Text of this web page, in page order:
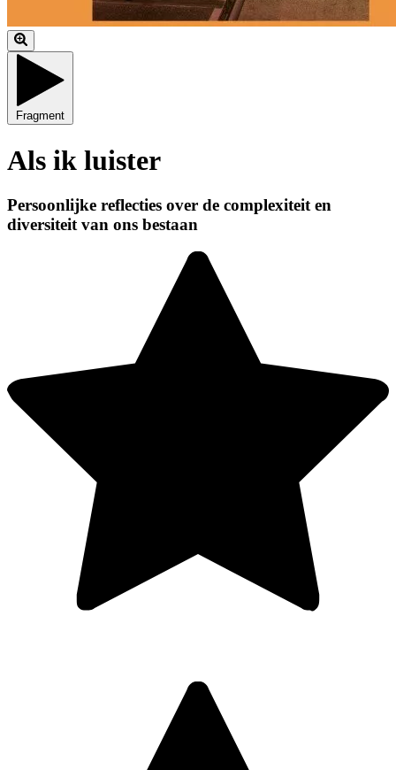
Fragment
Als ik luister
Persoonlijke reflecties over de complexiteit en
diversiteit van ons bestaan